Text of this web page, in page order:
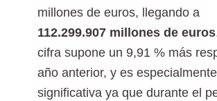
millones de euros, llegando a
112.299.907 millones de euros
cifra supone un 9,91 % más
año anterior, y es especialmente
significativa ya que durante el